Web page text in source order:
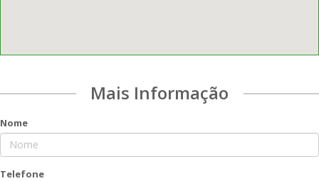
Mais Informação
Nome
Telefone